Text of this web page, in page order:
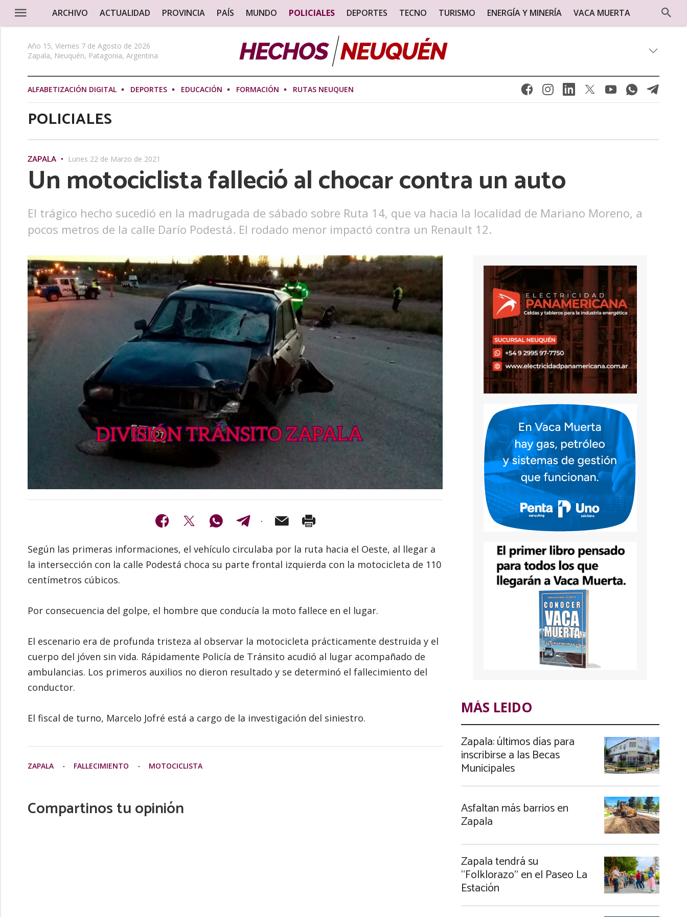
ARCHIVO ACTUALIDAD PROVINCIA PAÍS MUNDO POLICIALES DEPORTES TECNO TURISMO ENERGÍA Y MINERÍA VACA MUERTA
Año 15, Viernes 7 de Agosto de 2026
Zapala, Neuquén, Patagonia, Argentina
ALFABETIZACIÓN DIGITAL DEPORTES EDUCACIÓN FORMACIÓN RUTAS NEUQUEN
POLICIALES
ZAPALA Lunes 22 de Marzo de 2021
Un motociclista falleció al chocar contra un auto
El trágico hecho sucedió en la madrugada de sábado sobre Ruta 14, que va hacia la localidad de Mariano Moreno, a
pocos metros de la calle Darío Podestá. El rodado menor impactó contra un Renault 12.
Según las primeras informaciones, el vehículo circulaba por la ruta hacia el Oeste, al llegar a
la intersección con la calle Podestá choca su parte frontal izquierda con la motocicleta de 110
centímetros cúbicos.
Por consecuencia del golpe, el hombre que conducía la moto fallece en el lugar.
El escenario era de profunda tristeza al observar la motocicleta prácticamente destruida y el
cuerpo del jóven sin vida. Rápidamente Policía de Tránsito acudió al lugar acompañado de
ambulancias. Los primeros auxilios no dieron resultado y se determinó el fallecimiento del
conductor.
El fiscal de turno, Marcelo Jofré está a cargo de la investigación del siniestro.
ZAPALA FALLECIMIENTO MOTOCICLISTA
Compartinos tu opinión
MÁS LEIDO
Zapala: últimos días para
inscribirse a las Becas
Municipales
Asfaltan más barrios en
Zapala
Zapala tendrá su
“Folklorazo” en el Paseo La
Estación